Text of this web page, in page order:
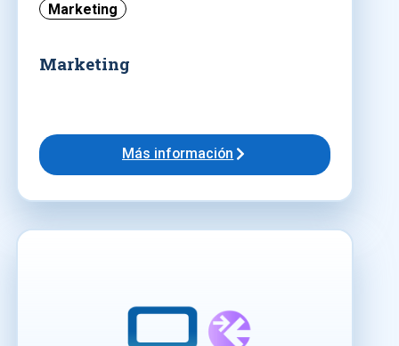
Marketing
Marketing
Más información